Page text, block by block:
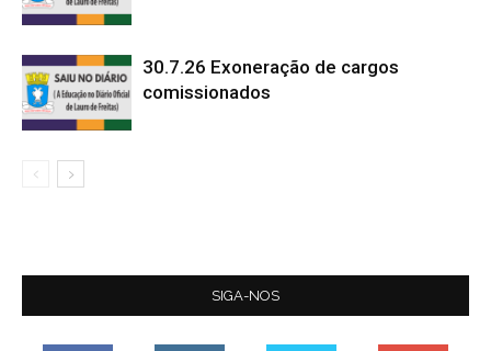
30.7.26 Exoneração de cargos
comissionados
SIGA-NOS